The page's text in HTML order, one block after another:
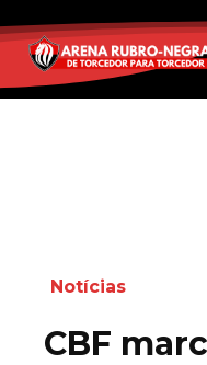
Notícias
CBF